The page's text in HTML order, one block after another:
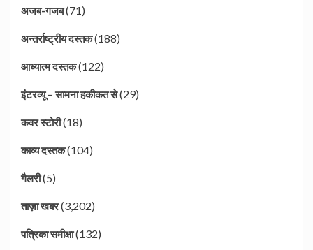
अजब-गजब(71)
अन्तर्राष्ट्रीय दस्तक(188)
आध्यात्म दस्तक(122)
इंटरव्यू – सामना हकीकत से(29)
कवर स्टोरी(18)
काव्य दस्तक(104)
गैलरी(5)
ताज़ा खबर(3,202)
पत्रिका समीक्षा(132)